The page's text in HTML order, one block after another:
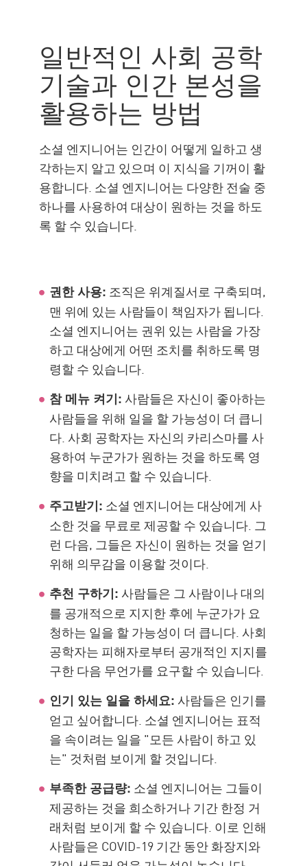
일반적인 사회 공학
기술과 인간 본성을
활용하는 방법
소셜 엔지니어는 인간이 어떻게 일하고 생
각하는지 알고 있으며 이 지식을 기꺼이 활
용합니다. 소셜 엔지니어는 다양한 전술 중
하나를 사용하여 대상이 원하는 것을 하도
록 할 수 있습니다.
권한 사용: 조직은 위계질서로 구축되며,
맨 위에 있는 사람들이 책임자가 됩니다.
소셜 엔지니어는 권위 있는 사람을 가장
하고 대상에게 어떤 조치를 취하도록 명
령할 수 있습니다.
참 메뉴 켜기: 사람들은 자신이 좋아하는
사람들을 위해 일을 할 가능성이 더 큽니
다. 사회 공학자는 자신의 카리스마를 사
용하여 누군가가 원하는 것을 하도록 영
향을 미치려고 할 수 있습니다.
주고받기: 소셜 엔지니어는 대상에게 사
소한 것을 무료로 제공할 수 있습니다. 그
런 다음, 그들은 자신이 원하는 것을 얻기
위해 의무감을 이용할 것이다.
추천 구하기: 사람들은 그 사람이나 대의
를 공개적으로 지지한 후에 누군가가 요
청하는 일을 할 가능성이 더 큽니다. 사회
공학자는 피해자로부터 공개적인 지지를
구한 다음 무언가를 요구할 수 있습니다.
인기 있는 일을 하세요: 사람들은 인기를
얻고 싶어합니다. 소셜 엔지니어는 표적
을 속이려는 일을 "모든 사람이 하고 있
는" 것처럼 보이게 할 것입니다.
부족한 공급량: 소셜 엔지니어는 그들이
제공하는 것을 희소하거나 기간 한정 거
래처럼 보이게 할 수 있습니다. 이로 인해
사람들은 COVID-19 기간 동안 화장지와